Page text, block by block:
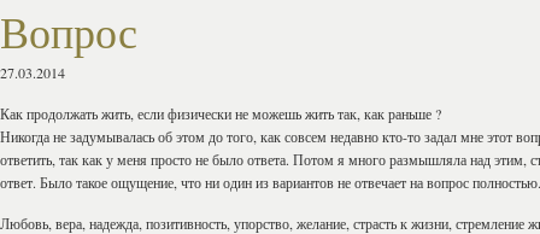
Вопрос
27.03.2014
Как продолжать жить, если физически не можешь жить так, как раньше ?
Никогда не задумывалась об этом до того, как совсем недавно кто-то задал мне этот
ответить, так как у меня просто не было ответа. Потом я много размышляла над этим,
ответ. Было такое ощущение, что ни один из вариантов не отвечает на вопрос полностью.
Любовь, вера, надежда, позитивность, упорство, желание, страсть к жизни, стремление